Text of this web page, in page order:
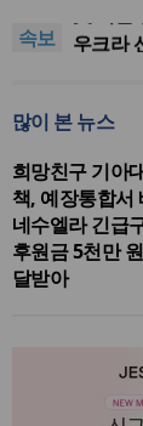
속보
인… 장
한인 목
우크라
지법 시
올리벳
이드
인… 장
많이 본 뉴스
희망친구 기아
책, 예장통합서
네수엘라 긴급
후원금 5천만
달받아